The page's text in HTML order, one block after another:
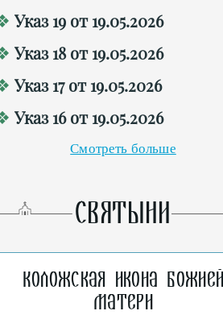
Указ 19 от 19.05.2026
Указ 18 от 19.05.2026
Указ 17 от 19.05.2026
Указ 16 от 19.05.2026
Смотреть больше
СВЯТЫНИ
Коложская икона
Матери